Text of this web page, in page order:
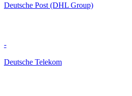
Deutsche Post (DHL Group)
-
Deutsche Telekom